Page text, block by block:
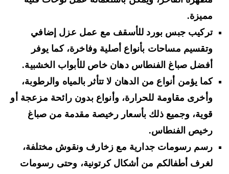
مميزة.
تركيب جبس بورد للأسقف مع عمل عزل إضافي
وتقسيم مساحات بأنواع أصلية وفاخرة، كما يوفر
أفضل صباغ الفنطاس دهان خاص للأبواب الخشبية.
كما يؤمن أنواع من الدهان لا تتأثر بالمياه والرطوبة،
وأخرى مقاومة للحرارة، وأنواع بدون رائحة مزعجة أو
قوية، وجميع ذلك بأسعار رخيصة مقدمة من صباغ
رخيص الفنطاس.
رسم رسومات جدارية مع زخارف ونقوش مختلفة،
لغرف أطفالكم من أشكال كرتونية، وحتى رسومات